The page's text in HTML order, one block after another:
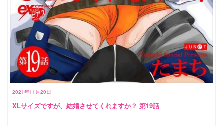
2021年11月20日
XLサイズですが、結婚させてくれますか？ 第19話